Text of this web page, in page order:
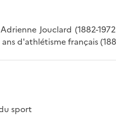
Jouclard (1882-
d'athlétisme français
sport